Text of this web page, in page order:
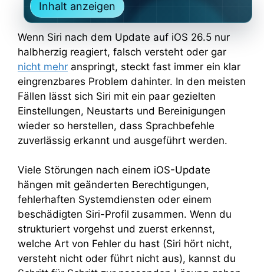
Inhalt anzeigen
Wenn Siri nach dem Update auf iOS 26.5 nur
halbherzig reagiert, falsch versteht oder gar
nicht mehr anspringt, steckt fast immer ein klar
eingrenzbares Problem dahinter. In den meisten
Fällen lässt sich Siri mit ein paar gezielten
Einstellungen, Neustarts und Bereinigungen
wieder so herstellen, dass Sprachbefehle
zuverlässig erkannt und ausgeführt werden.
Viele Störungen nach einem iOS-Update
hängen mit geänderten Berechtigungen,
fehlerhaften Systemdiensten oder einem
beschädigten Siri-Profil zusammen. Wenn du
strukturiert vorgehst und zuerst erkennst,
welche Art von Fehler du hast (Siri hört nicht,
versteht nicht oder führt nicht aus), kannst du